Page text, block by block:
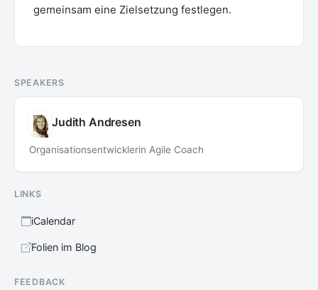
gemeinsam eine Zielsetzung festlegen.
SPEAKERS
Judith Andresen
Organisationsentwicklerin Agile Coach
LINKS
iCalendar
Folien im Blog
FEEDBACK